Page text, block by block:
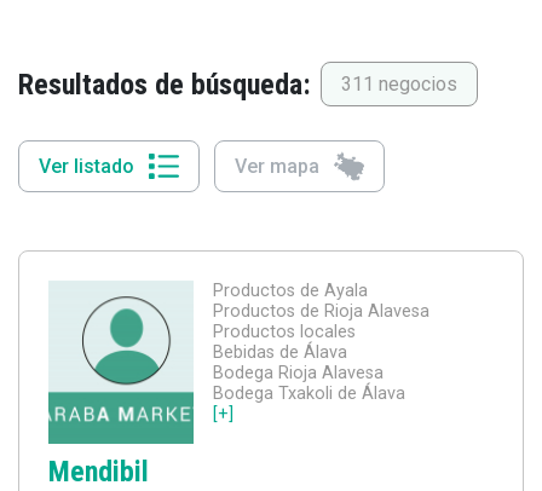
Resultados de búsqueda: 311 negocios
Ver listado Ver mapa
Productos de Ayala
Productos de Rioja Alavesa
Productos locales
Bebidas de Álava
Bodega Rioja Alavesa
Bodega Txakoli de Álava
[+]
Mendibil